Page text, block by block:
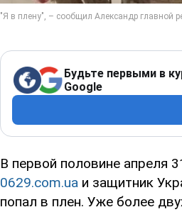
Будьте первыми в
Google
В первой половине апреля
0629.com.ua и защитник
попал в плен. Уже более